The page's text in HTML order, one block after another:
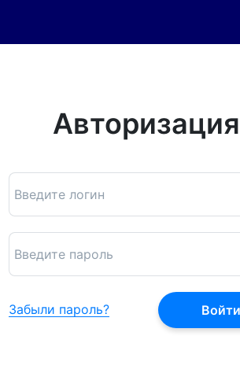
Авторизация
Забыли пароль?